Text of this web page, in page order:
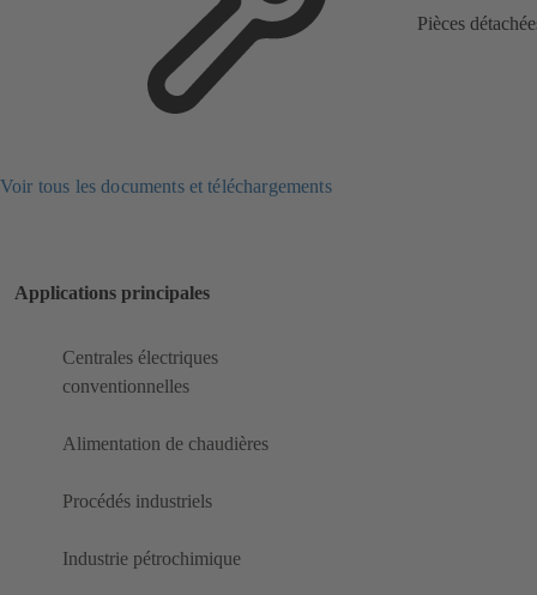
Pièces
Voir tous les documents et téléchargements
Applications principales
Centrales électriques
conventionnelles
Alimentation de chaudières
Procédés industriels
Industrie pétrochimique